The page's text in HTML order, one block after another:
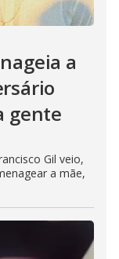
a
gente
Gil veio,
a mãe,